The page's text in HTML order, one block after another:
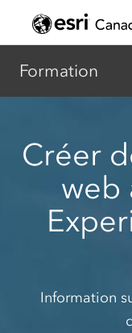
contenu
Formation
Créer
web
Information